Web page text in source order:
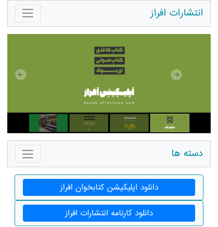
انتشارات افراز
دسته ها
دانلود اپلیکیشن کتابخوان افراز
دانلود کارنامه انتشارات افراز